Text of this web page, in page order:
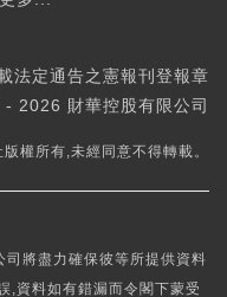
法定通告之憲報刊登報章
2026 財華控股有限公司
權所有,未經同意不得轉載。
將盡力確保彼等所提供資料
,資料如有錯漏而令閣下蒙受